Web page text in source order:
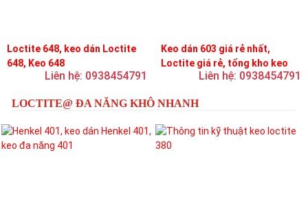
Loctite 648, keo dán Loctite
648, Keo 648
Liên hệ: 0938454791
Keo dán 603 giá rẻ nhất,
Loctite giá rẻ, tổng kho keo
Liên hệ: 0938454791
LOCTITE@ ĐA NĂNG KHÔ NHANH